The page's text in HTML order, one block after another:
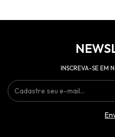
INSCREVA-SE EM